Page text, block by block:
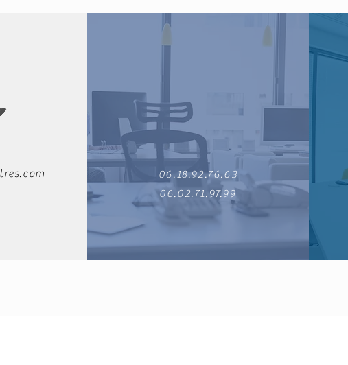
06.18.92.76.63
06.02.71.97.99